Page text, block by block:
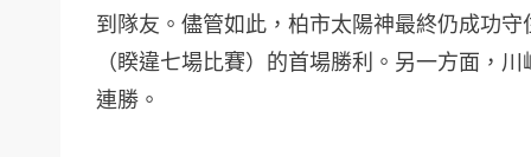
到隊友。儘管如此，柏市太陽神最終仍成功
（睽違七場比賽）的首場勝利。另一方面，
連勝。